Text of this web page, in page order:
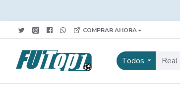
COMPRAR AHORA
Todos